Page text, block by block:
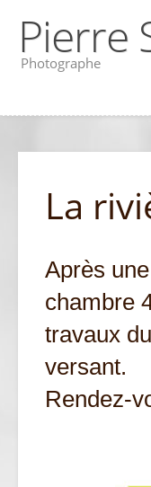
Pierre
Photographe
La
Après
chambre
travaux
versant.
Rendez-